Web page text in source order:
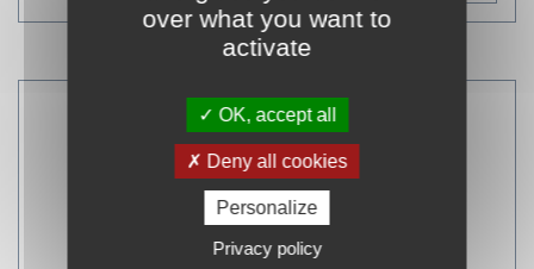
over what you want to
activate
OK, accept all
Deny all cookies
Personalize
Privacy policy